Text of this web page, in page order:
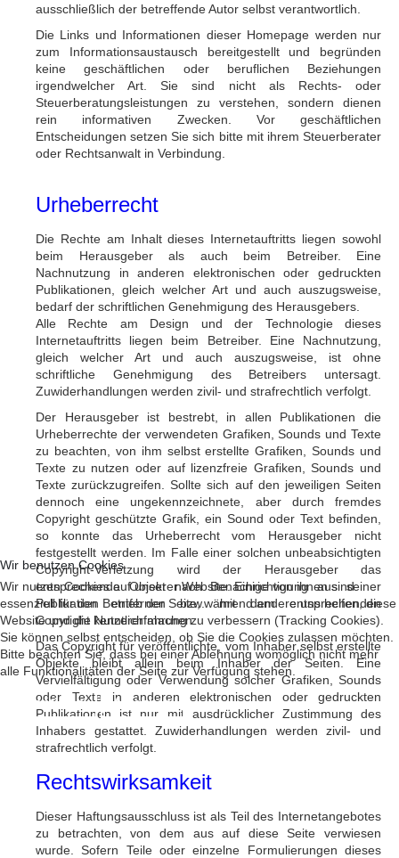
ausschließlich der betreffende Autor selbst verantwortlich.
Die Links und Informationen dieser Homepage werden nur
zum Informationsaustausch bereitgestellt und begründen
keine geschäftlichen oder beruflichen Beziehungen
irgendwelcher Art. Sie sind nicht als Rechts- oder
Steuerberatungsleistungen zu verstehen, sondern dienen
rein informativen Zwecken. Vor geschäftlichen
Entscheidungen setzen Sie sich bitte mit ihrem Steuerberater
oder Rechtsanwalt in Verbindung.
Urheberrecht
Die Rechte am Inhalt dieses Internetauftritts liegen sowohl
beim Herausgeber als auch beim Betreiber. Eine
Nachnutzung in anderen elektronischen oder gedruckten
Publikationen, gleich welcher Art und auch auszugsweise,
bedarf der schriftlichen Genehmigung des Herausgebers.
Alle Rechte am Design und der Technologie dieses
Internetauftritts liegen beim Betreiber. Eine Nachnutzung,
gleich welcher Art und auch auszugsweise, ist ohne
schriftliche Genehmigung des Betreibers untersagt.
Zuwiderhandlungen werden zivil- und strafrechtlich verfolgt.
Der Herausgeber ist bestrebt, in allen Publikationen die
Urheberrechte der verwendeten Grafiken, Sounds und Texte
zu beachten, von ihm selbst erstellte Grafiken, Sounds und
Texte zu nutzen oder auf lizenzfreie Grafiken, Sounds und
Texte zurückzugreifen. Sollte sich auf den jeweiligen Seiten
dennoch eine ungekennzeichnete, aber durch fremdes
Copyright geschützte Grafik, ein Sound oder Text befinden,
so konnte das Urheberrecht vom Herausgeber nicht
festgestellt werden. Im Falle einer solchen unbeabsichtigten
Copyright-Verletzung wird der Herausgeber das
entsprechende Objekt nach Benachrichtigung aus seiner
Publikation entfernen bzw. mit dem entsprechenden
Copyright kenntlich machen.
Das Copyright für veröffentlichte, vom Inhaber selbst erstellte
Objekte bleibt allein beim Inhaber der Seiten. Eine
Vervielfältigung oder Verwendung solcher Grafiken, Sounds
oder Texte in anderen elektronischen oder gedruckten
Publikationen ist nur mit ausdrücklicher Zustimmung des
Inhabers gestattet. Zuwiderhandlungen werden zivil- und
strafrechtlich verfolgt.
Rechtswirksamkeit
Dieser Haftungsausschluss ist als Teil des Internetangebotes
zu betrachten, von dem aus auf diese Seite verwiesen
wurde. Sofern Teile oder einzelne Formulierungen dieses
Wir benutzen Cookies
Wir nutzen Cookies auf unserer Website. Einige von ihnen sind
essenziell für den Betrieb der Seite, während andere uns helfen, diese
Website und die Nutzererfahrung zu verbessern (Tracking Cookies).
Sie können selbst entscheiden, ob Sie die Cookies zulassen möchten.
Bitte beachten Sie, dass bei einer Ablehnung womöglich nicht mehr
alle Funktionalitäten der Seite zur Verfügung stehen.
Akzeptieren Ablehnen